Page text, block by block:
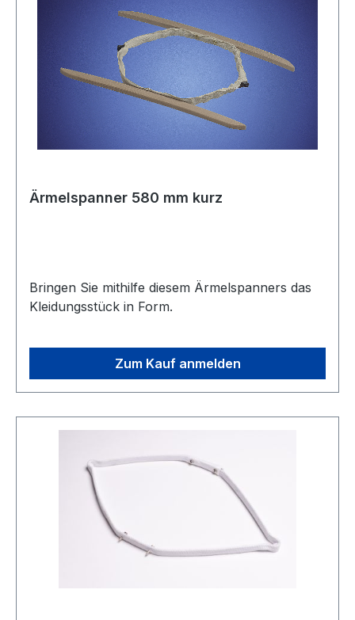
Ärmelspanner 580 mm kurz
Bringen Sie mithilfe diesem Ärmelspanners das
Kleidungsstück in Form.
Zum Kauf anmelden